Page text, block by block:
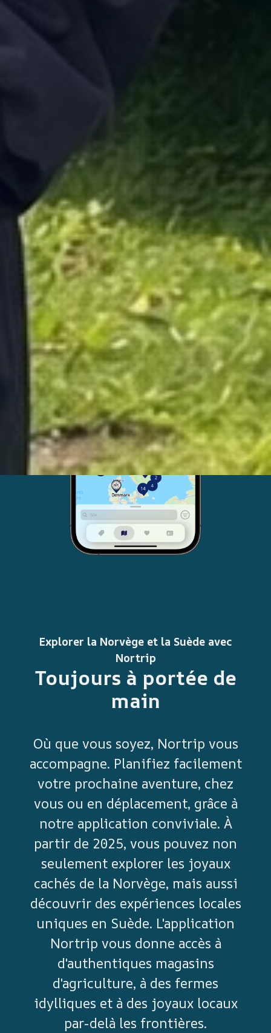
Explorer la Norvège et la Suède avec
Nortrip
Toujours à portée de
main
Où que vous soyez, Nortrip vous
accompagne. Planifiez facilement
votre prochaine aventure, chez
vous ou en déplacement, grâce à
notre application conviviale. À
partir de 2025, vous pouvez non
seulement explorer les joyaux
cachés de la Norvège, mais aussi
découvrir des expériences locales
uniques en Suède. L'application
Nortrip vous donne accès à
d'authentiques magasins
d'agriculture, à des fermes
idylliques et à des joyaux locaux
par-delà les frontières.